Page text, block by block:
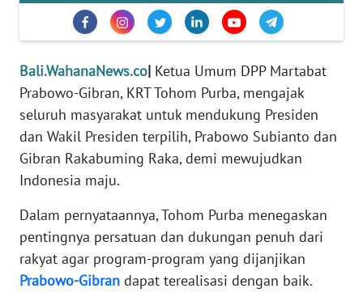
Bali.WahanaNews.co| Ketua Umum DPP Martabat
Prabowo-Gibran, KRT Tohom Purba, mengajak
seluruh masyarakat untuk mendukung Presiden
dan Wakil Presiden terpilih, Prabowo Subianto dan
Gibran Rakabuming Raka, demi mewujudkan
Indonesia maju.
Dalam pernyataannya, Tohom Purba menegaskan
pentingnya persatuan dan dukungan penuh dari
rakyat agar program-program yang dijanjikan
Prabowo-Gibran dapat terealisasi dengan baik.
Wahana
News
Regional
SUMUT
WN
JAKARTA
WN